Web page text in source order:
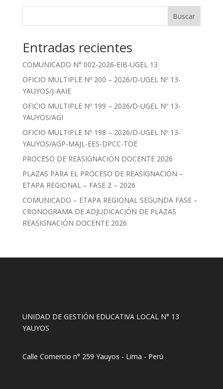
Buscar
Entradas recientes
COMUNICADO N° 002-2026-EIB-UGEL 13
OFICIO MULTIPLE Nº 200 – 2026/D-UGEL Nº 13-
YAUYOS/J-AAIE
OFICIO MULTIPLE Nº 199 – 2026/D-UGEL Nº 13-
YAUYOS/AGI
OFICIO MULTIPLE Nº 198 – 2026/D-UGEL Nº 13-
YAUYOS/AGP-MAJL-EES-DPCC-TOE
PROCESO DE REASIGNACIÓN DOCENTE 2026
PLAZAS PARA EL PROCESO DE REASIGNACIÓN –
ETAPA REGIONAL – FASE 2 – 2026
COMUNICADO – ETAPA REGIONAL SEGUNDA FASE –
CRONOGRAMA DE ADJUDICACIÓN DE PLAZAS
REASIGNACIÓN DOCENTE 2026
UNIDAD DE GESTIÓN EDUCATIVA LOCAL N° 13
YAUYOS
Calle Comercio n° 259 Yauyos - Lima - Perú